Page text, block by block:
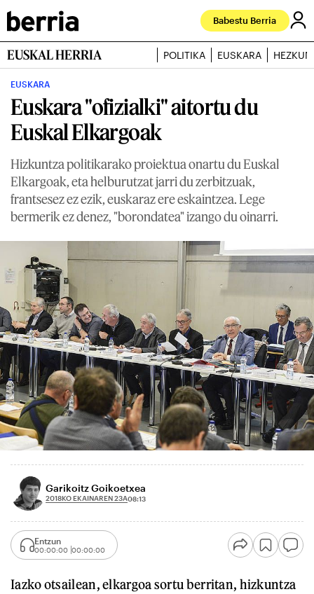
Babestu Berria
EUSKAL HERRIA POLITIKA EUSKARA
EUSKARA
Euskara "ofizialki" aitortu du
Euskal Elkargoak
Hizkuntza politikarako proiektua onartu du Euskal
Elkargoak, eta helburutzat jarri du zerbitzuak,
frantsesez ez ezik, euskaraz ere eskaintzea. Lege
bermerik ez denez, "borondatea" izango du oinarri.
Garikoitz Goikoetxea
2018KO EKAINAREN 23A08:13
Entzun
00:00:00 00:00:00
Iazko otsailean, elkargoa sortu berritan, hizkuntza